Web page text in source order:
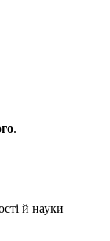
.
й науки